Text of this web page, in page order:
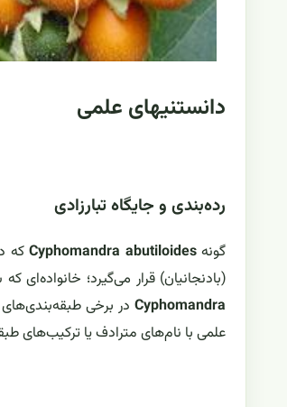
دانستنیهای علمی
رده‌بندی و جایگاه تبارزادی
گونهCyphomandra abutiloidesکه
(بادنجانیان) قرار می‌گیرد؛
Cyphomandraدر برخی
علمی با نام‌های مترادف یا ترکیب‌های